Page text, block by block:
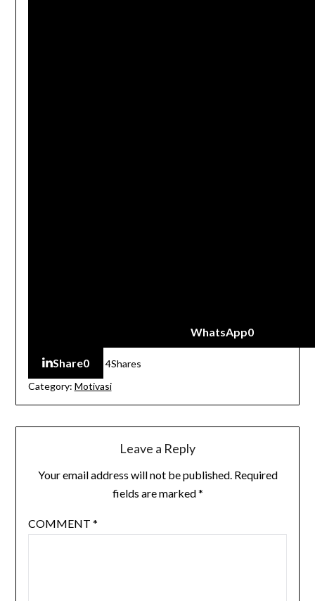
WhatsApp0
Share0 4Shares
Category: Motivasi
Leave a Reply
Your email address will not be published. Required
fields are marked*
COMMENT *